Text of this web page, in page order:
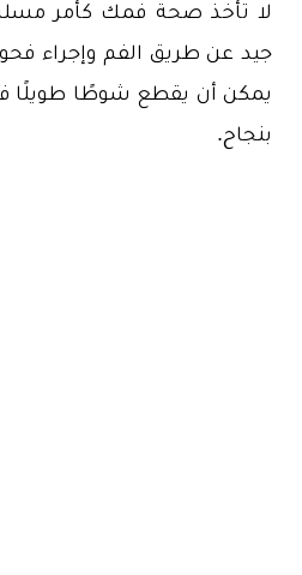
لا تأخذ صحة فمك كأمر
جيد عن طريق الفم وإجراء
يمكن أن يقطع شوطًا طويلًا
بنجاح.